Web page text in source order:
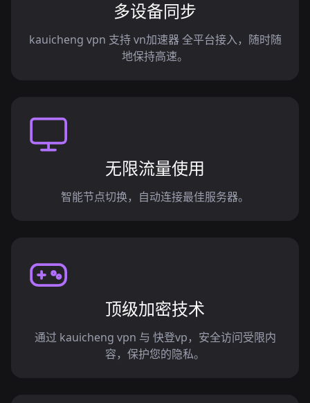
多设备同步
kauicheng vpn 支持 vn加速器 全平台接入，随时随
地保持高速。
无限流量使用
智能节点切换，自动连接最佳服务器。
顶级加密技术
通过 kauicheng vpn 与 快登vp，安全访问受限内
容，保护您的隐私。